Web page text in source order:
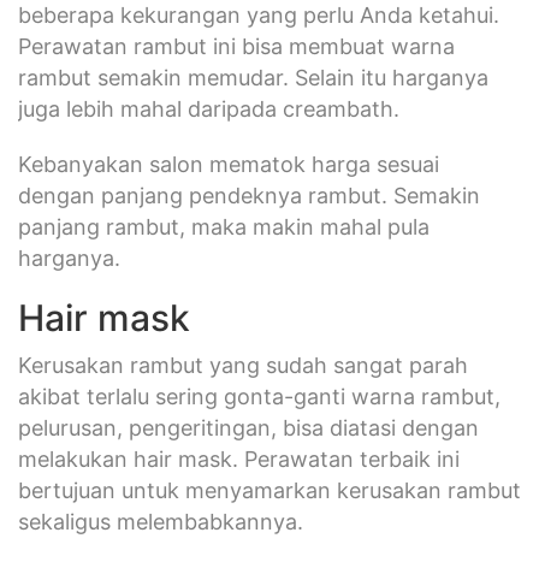
beberapa kekurangan yang perlu Anda ketahui.
Perawatan rambut ini bisa membuat warna
rambut semakin memudar. Selain itu harganya
juga lebih mahal daripada creambath.
Kebanyakan salon mematok harga sesuai
dengan panjang pendeknya rambut. Semakin
panjang rambut, maka makin mahal pula
harganya.
Hair mask
Kerusakan rambut yang sudah sangat parah
akibat terlalu sering gonta-ganti warna rambut,
pelurusan, pengeritingan, bisa diatasi dengan
melakukan hair mask. Perawatan terbaik ini
bertujuan untuk menyamarkan kerusakan rambut
sekaligus melembabkannya.